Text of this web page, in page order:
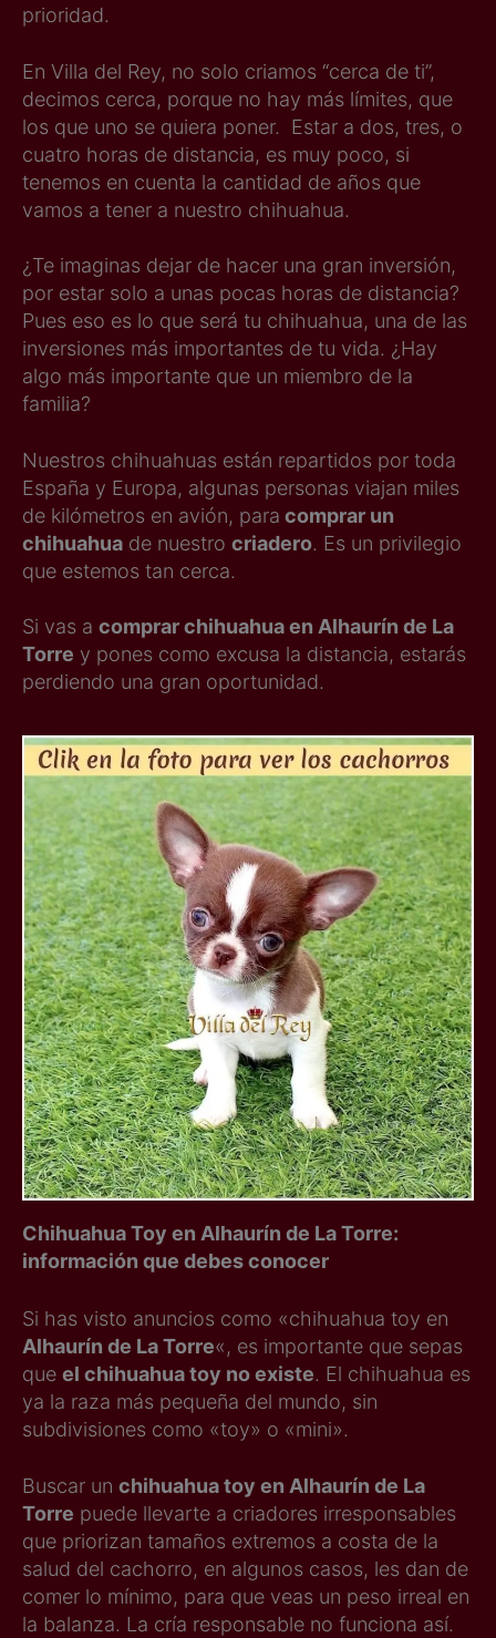
prioridad.
En Villa del Rey, no solo criamos “cerca de ti”,
decimos cerca, porque no hay más límites, que
los que uno se quiera poner. Estar a dos, tres, o
cuatro horas de distancia, es muy poco, si
tenemos en cuenta la cantidad de años que
vamos a tener a nuestro chihuahua.
¿Te imaginas dejar de hacer una gran inversión,
por estar solo a unas pocas horas de distancia?
Pues eso es lo que será tu chihuahua, una de las
inversiones más importantes de tu vida. ¿Hay
algo más importante que un miembro de la
familia?
Nuestros chihuahuas están repartidos por toda
España y Europa, algunas personas viajan miles
de kilómetros en avión, para comprar un
chihuahua de nuestro criadero. Es un privilegio
que estemos tan cerca.
Si vas a comprar chihuahua en Alhaurín de La
Torre y pones como excusa la distancia, estarás
perdiendo una gran oportunidad.
Chihuahua Toy en Alhaurín de La Torre:
información que debes conocer
Si has visto anuncios como «chihuahua toy en
Alhaurín de La Torre«, es importante que sepas
que el chihuahua toy no existe. El chihuahua es
ya la raza más pequeña del mundo, sin
subdivisiones como «toy» o «mini».
Buscar un chihuahua toy en Alhaurín de La
Torre puede llevarte a criadores irresponsables
que priorizan tamaños extremos a costa de la
salud del cachorro, en algunos casos, les dan de
comer lo mínimo, para que veas un peso irreal en
la balanza. La cría responsable no funciona así.